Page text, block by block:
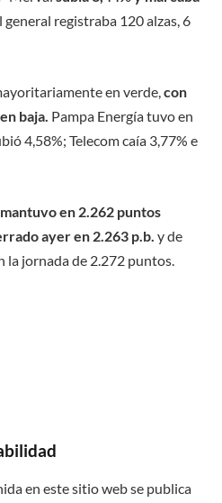
general registraba 120 alzas, 6
en verde,con
baja. Pampa Energía tuvo en
4,58%; Telecom caía 3,77% e
en 2.262 puntos
ayer en 2.263 p.b. y de
la jornada de 2.272 puntos.
en este sitio web se publica